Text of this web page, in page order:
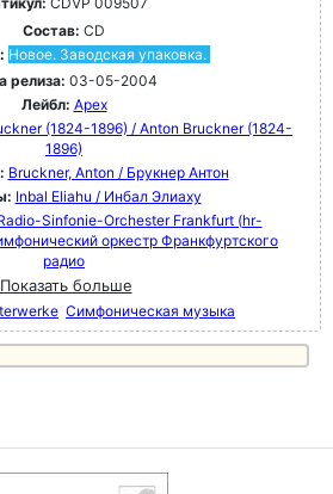
Состав: CD
Новое. Заводская упаковка.
релиза: 03-05-2004
Лейбл: Apex
(1824-1896) / Anton Bruckner (1824-
1896)
Bruckner, Anton / Брукнер Антон
Inbal Eliahu / Инбал Элиаху
Sinfonie-Orchester Frankfurt (hr-
оркестр Франкфуртского
радио
Показать больше
Симфоническая музыка